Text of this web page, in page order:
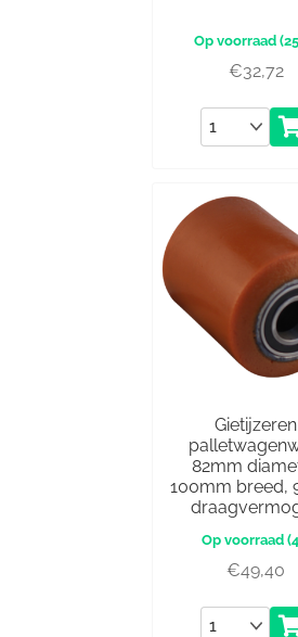
€32,72
Aantal
Gietijzeren
82mm
100mm breed,
€49,40
Aantal